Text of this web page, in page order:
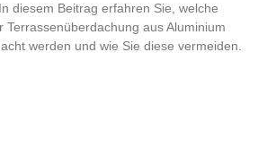
diesem Beitrag erfahren Sie, welche
Terrassenüberdachung aus Aluminium
werden und wie Sie diese vermeiden.